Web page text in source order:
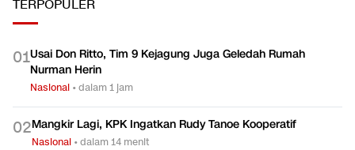
TERPOPULER
01Usai Don Ritto, Tim 9 Kejagung Juga Geledah Rumah
Nurman Herin
Nasional •dalam 1 jam
02Mangkir Lagi, KPK Ingatkan Rudy Tanoe Kooperatif
Nasional •dalam 14 menit